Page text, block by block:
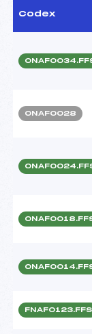
Codex
ONAF0028
FNAF0123.FFS